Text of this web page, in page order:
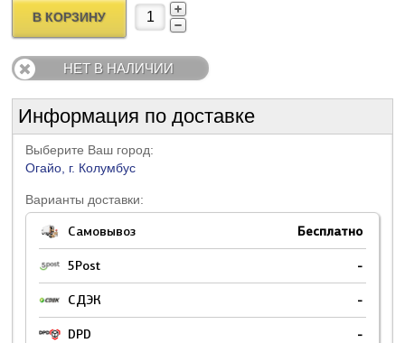
В КОРЗИНУ
НЕТ В НАЛИЧИИ
Информация по доставке
Выберите Ваш город:
Огайо, г. Колумбус
Варианты доставки:
Самовывоз Бесплатно
5Post -
СДЭК -
DPD -